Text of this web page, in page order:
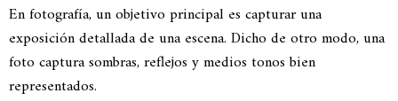
En fotografía, un objetivo principal es capturar una
exposición detallada de una escena. Dicho de otro modo, una
foto captura sombras, reflejos y medios tonos bien
representados.